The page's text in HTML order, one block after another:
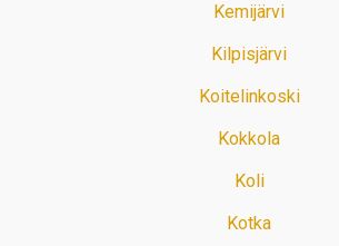
Kemijärvi
Kilpisjärvi
Koitelinkoski
Kokkola
Koli
Kotka